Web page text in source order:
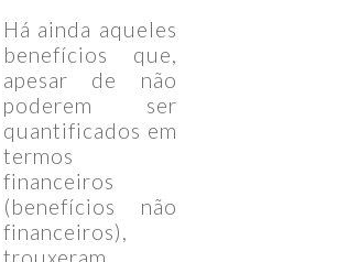
Há ainda aqueles
benefícios que,
apesar de não
poderem ser
quantificados em
termos
financeiros
(benefícios não
financeiros),
trouxeram